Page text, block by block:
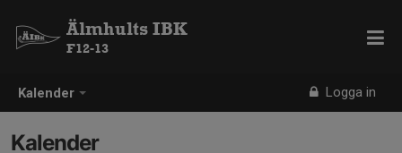
Kalender Logga in
Älmhults IBK
F12-13
Kalender